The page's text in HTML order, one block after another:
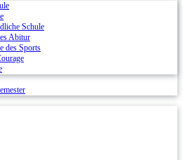
Schule
Abitur
des Sports